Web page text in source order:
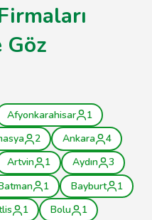
Afyonkarahisar
1
2 Ankara
4
Artvin 1 Aydın
3
1 Bayburt
1
1 Bolu
1